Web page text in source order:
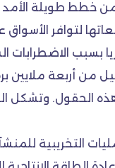
خطط طويلة الأمد
لتوافر الأسواق
بسبب
أعلى بقليل من أربعة
التخريبية